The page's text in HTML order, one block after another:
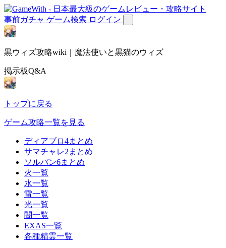
事前ガチャ ゲーム検索 ログイン
黒ウィズ攻略wiki｜魔法使いと黒猫のウィズ
掲示板Q&A
トップに戻る
ゲーム攻略一覧を見る
ディアブロ4まとめ
サマチャレ2まとめ
ソルバン6まとめ
火一覧
水一覧
雷一覧
光一覧
闇一覧
EXAS一覧
各種精霊一覧